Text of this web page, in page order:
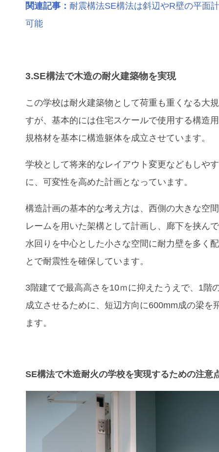
関連記事： 耐震構法SE構法は斜辺やR壁の平面
可能
3.SE構法で木造の耐火建築物を実現
この学校は耐火建築物として荷重も重くなる大
すが、基本的には住宅スケールで使用する構造
規格材を基本に構造躯体を成立させています。
学校として将来的なレイアウト変更などもしや
に、可変性を高めた計画となっています。
構造計画の基本的な考え方は、西側の大きな空
レームを用いた架構として計画し、廊下を挟ん
水回りを中心とした小さな空間に耐力壁を多く
とで耐震性を確保しています。
3階建てで最高高さを10ｍに抑えたうえで、1階
成立させるために、短辺方向に600mm成の梁を
ます。
SE構法で木造耐火の学校を実現するための注意